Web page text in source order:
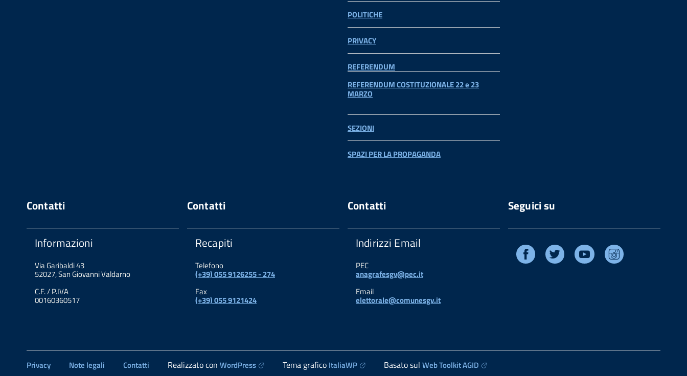
POLITICHE
PRIVACY
REFERENDUM
REFERENDUM COSTITUZIONALE 22 e 23
MARZO
SEZIONI
SPAZI PER LA PROPAGANDA
Contatti
Informazioni
Via Garibaldi 43
52027, San Giovanni Valdarno
C.F. / P.IVA
00160360517
Contatti
Recapiti
Telefono
(+39) 055 9126255 - 274
Fax
(+39) 055 9121424
Contatti
Indirizzi Email
PEC
anagrafesgv@pec.it
Email
elettorale@comunesgv.it
Seguici su
Facebook Twitter Youtube
Privacy Note legali Contatti Realizzato con WordPress Tema grafico ItaliaWP Basato sul Web Toolkit AGID